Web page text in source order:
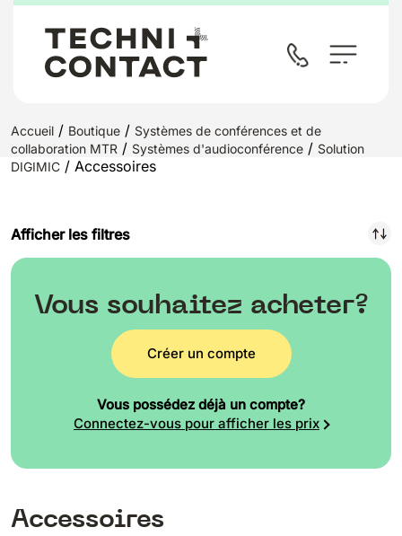
Accueil / Boutique / Systèmes de conférences et de
collaboration MTR / Systèmes d'audioconférence / Solution
DIGIMIC / Accessoires
Afficher les filtres
Vous souhaitez acheter?
Créer un compte
Vous possédez déjà un compte?
Connectez-vous pour afficher les prix
Accessoires